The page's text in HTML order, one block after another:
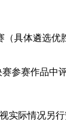
具体遴选
参赛作品中
际情况另行